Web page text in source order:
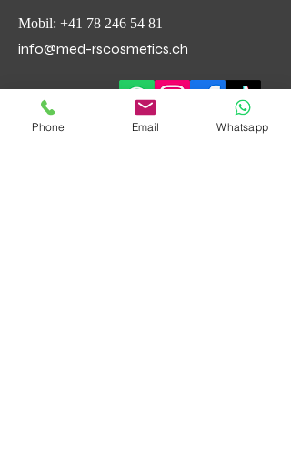
Mobil: +41 78 246 54 81
info@med-rscosmetics.ch
Öffnungszeiten
Phone Email Whatsapp